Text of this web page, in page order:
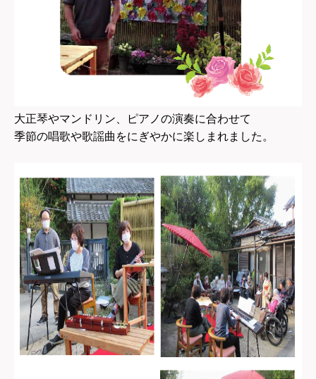
大正琴やマンドリン、ピアノの演奏に合わせて
季節の唱歌や歌謡曲をにぎやかに楽しまれました。